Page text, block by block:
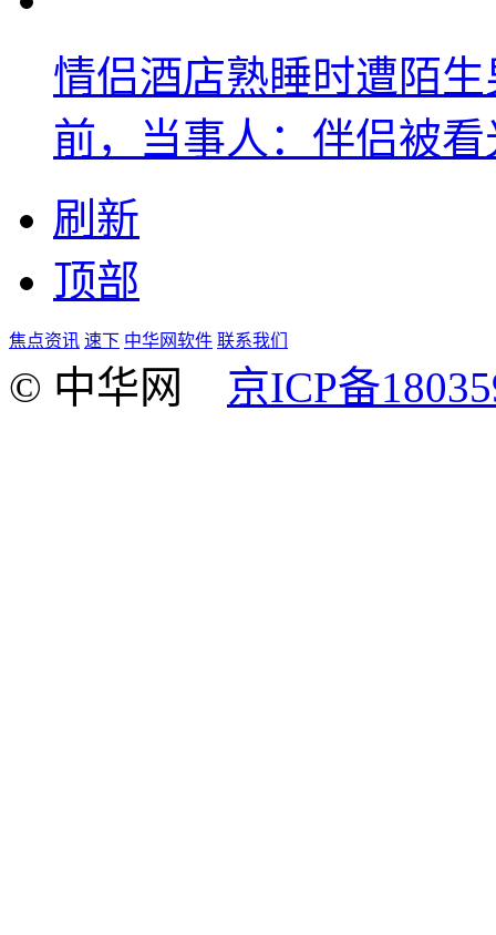
情侣酒店熟睡时遭陌
前，当事人：伴侣被看
刷新
顶部
焦点资讯 速下 中华网软件 联系我们
© 中华网 京ICP备